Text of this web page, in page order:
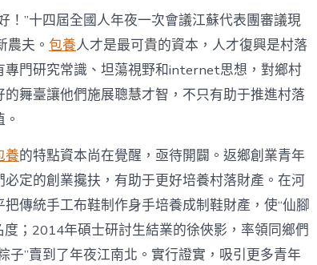
死
水
甜
心
寶
物
養
網
_
中
國
網〉
中
！”十四屆全國人年夜一次會議江蘇代表團審議現
夫。 包養人才是最可貴的資本，人才復興是村落
門研究常識、坦蕩視野和internet思想，對鄉村
舞臺讓他們施展聰慧才智，不只有助于推進村落
養的特點資本尚在覺醒，亟待開闢。返鄉創業青年
定的創業攙扶，有助于更好培養村落財產。在河
傳統手工布鞋制作身手培養成制鞋財產，使“仙腳
；2014年碩士研討生結業的徐俠影，率領同鄉們
子”賣到了年夜江南北。實行證實，吸引更多青年